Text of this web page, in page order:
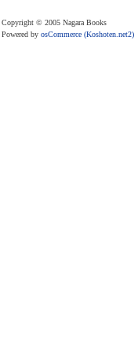
Copyright © 2005 Nagara Books
Powered by osCommerce (Koshoten.net2)